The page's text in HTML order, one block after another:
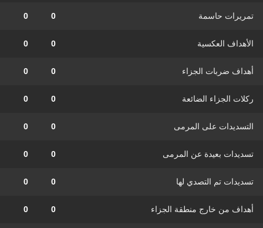
تمريرات حاسمة 0
0
الأهداف العكسية 0
0
أهداف ضربات الجزاء 0
0
ركلات الجزاء الضائعة 0
0
التسديدات على المرمى 0
0
تسديدات بعيدة عن المرمى 0
0
تسديدات تم التصدي لها 0
0
أهداف من خارج منطقة الجزاء 0
0